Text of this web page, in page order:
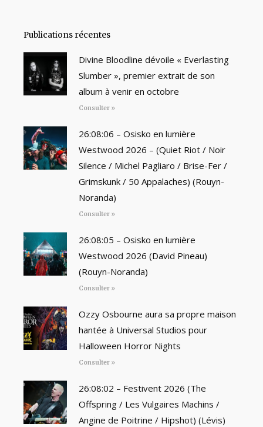
Publications récentes
Divine Bloodline dévoile « Everlasting
Slumber », premier extrait de son
album à venir en octobre
Consulter »
26:08:06 – Osisko en lumière
Westwood 2026 – (Quiet Riot / Noir
Silence / Michel Pagliaro / Brise-Fer /
Grimskunk / 50 Appalaches) (Rouyn-
Noranda)
Consulter »
26:08:05 – Osisko en lumière
Westwood 2026 (David Pineau)
(Rouyn-Noranda)
Consulter »
Ozzy Osbourne aura sa propre maison
hantée à Universal Studios pour
Halloween Horror Nights
Consulter »
26:08:02 – Festivent 2026 (The
Offspring / Les Vulgaires Machins /
Angine de Poitrine / Hipshot) (Lévis)